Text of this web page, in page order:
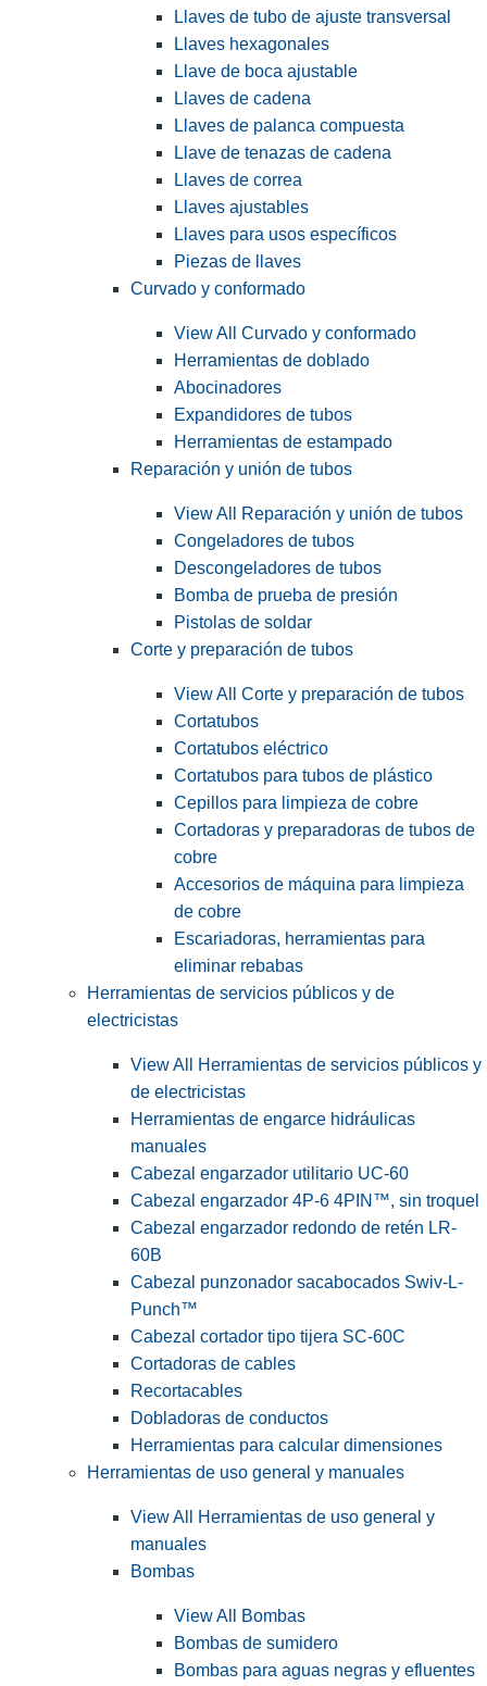
Llaves de tubo de ajuste transversal
Llaves hexagonales
Llave de boca ajustable
Llaves de cadena
Llaves de palanca compuesta
Llave de tenazas de cadena
Llaves de correa
Llaves ajustables
Llaves para usos específicos
Piezas de llaves
Curvado y conformado
View All Curvado y conformado
Herramientas de doblado
Abocinadores
Expandidores de tubos
Herramientas de estampado
Reparación y unión de tubos
View All Reparación y unión de tubos
Congeladores de tubos
Descongeladores de tubos
Bomba de prueba de presión
Pistolas de soldar
Corte y preparación de tubos
View All Corte y preparación de tubos
Cortatubos
Cortatubos eléctrico
Cortatubos para tubos de plástico
Cepillos para limpieza de cobre
Cortadoras y preparadoras de tubos de
cobre
Accesorios de máquina para limpieza
de cobre
Escariadoras, herramientas para
eliminar rebabas
Herramientas de servicios públicos y de
electricistas
View All Herramientas de servicios públicos y
de electricistas
Herramientas de engarce hidráulicas
manuales
Cabezal engarzador utilitario UC-60
Cabezal engarzador 4P-6 4PIN™, sin troquel
Cabezal engarzador redondo de retén LR-
60B
Cabezal punzonador sacabocados Swiv-L-
Punch™
Cabezal cortador tipo tijera SC-60C
Cortadoras de cables
Recortacables
Dobladoras de conductos
Herramientas para calcular dimensiones
Herramientas de uso general y manuales
View All Herramientas de uso general y
manuales
Bombas
View All Bombas
Bombas de sumidero
Bombas para aguas negras y efluentes